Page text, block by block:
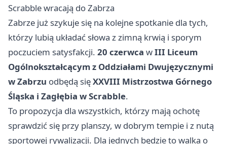
Scrabble wracają do Zabrza
Zabrze już szykuje się na kolejne spotkanie dla tych,
którzy lubią układać słowa z zimną krwią i sporym
poczuciem satysfakcji. 20 czerwca wIII Liceum
Ogólnokształcącym z Oddziałami Dwujęzycznymi
w Zabrzu odbędą sięXXVIII Mistrzostwa Górnego
Śląska i Zagłębia w Scrabble.
To propozycja dla wszystkich, którzy mają ochotę
sprawdzić się przy planszy, w dobrym tempie i z nutą
sportowej rywalizacji. Dla jednych będzie to walka o